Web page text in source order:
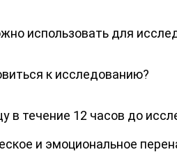
использовать для
к исследованию?
в течение 12 часов до
и эмоциональное